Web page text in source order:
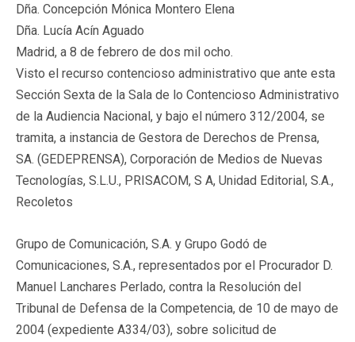
Dña. Concepción Mónica Montero Elena
Dña. Lucía Acín Aguado
Madrid, a 8 de febrero de dos mil ocho.
Visto el recurso contencioso administrativo que ante esta
Sección Sexta de la Sala de lo Contencioso Administrativo
de la Audiencia Nacional, y bajo el número 312/2004, se
tramita, a instancia de Gestora de Derechos de Prensa,
SA. (GEDEPRENSA), Corporación de Medios de Nuevas
Tecnologías, S.L.U., PRISACOM, S A, Unidad Editorial, S.A.,
Recoletos
Grupo de Comunicación, S.A. y Grupo Godó de
Comunicaciones, S.A., representados por el Procurador D.
Manuel Lanchares Perlado, contra la Resolución del
Tribunal de Defensa de la Competencia, de 10 de mayo de
2004 (expediente A334/03), sobre solicitud de